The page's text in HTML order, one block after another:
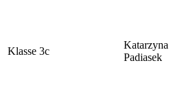
Klasse 3c
Katarzyna
Padiasek